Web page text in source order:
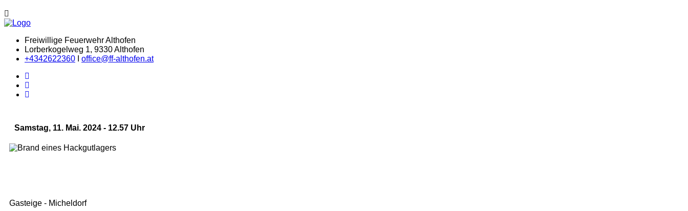
Freiwillige Feuerwehr Althofen
Lorberkogelweg 1, 9330 Althofen
+4342622360
office@ff-althofen.at
Samstag, 11. Mai. 2024 - 12.57 Uhr
Gasteige - Micheldorf